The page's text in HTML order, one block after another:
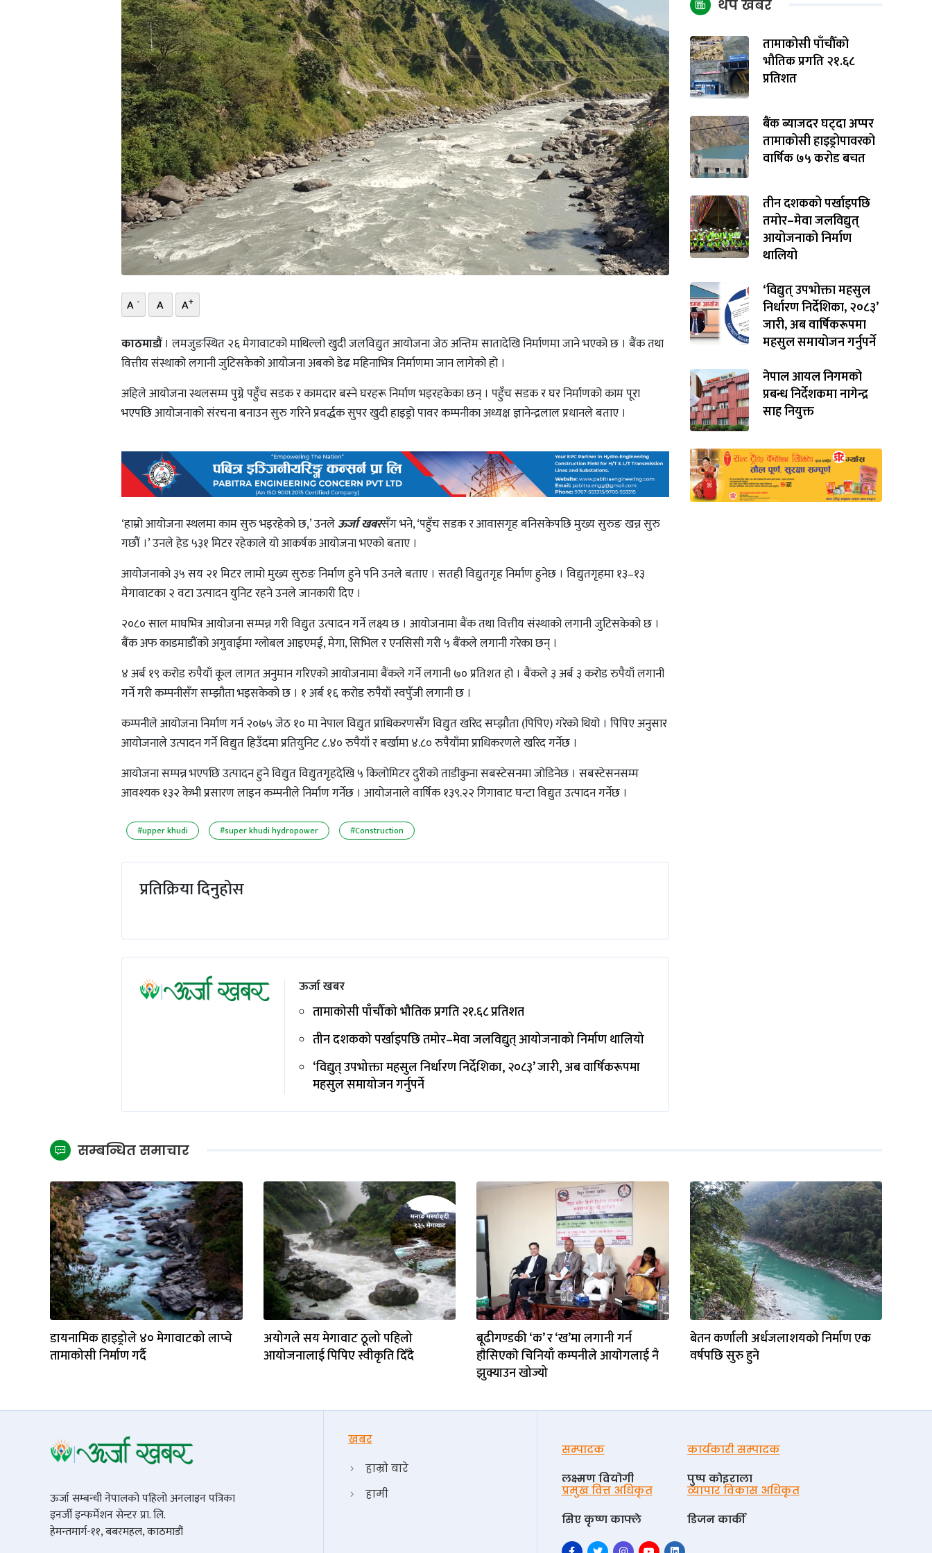
A - A A+
काठमाडौं। लमजुङस्थित २६ मेगावाटको माथिल्लो खुदी जलविद्युत आयोजना जेठ अन्तिम सातादेखि निर्माणमा जाने भएको छ । बैंक तथा
वित्तीय संस्थाको लगानी जुटिसकेको आयोजना अबको डेढ महिनाभित्र निर्माणमा जान लागेको हो ।
अहिले आयोजना स्थलसम्म पुग्ने पहुँच सडक र कामदार बस्ने घरहरू निर्माण भइरहकेका छन् । पहुँच सडक र घर निर्माणको काम पूरा
भएपछि आयोजनाको संरचना बनाउन सुरु गरिने प्रवर्द्धक सुपर खुदी हाइड्रो पावर कम्पनीका अध्यक्ष ज्ञानेन्द्रलाल प्रधानले बताए ।
‘हाम्रो आयोजना स्थलमा काम सुरु भइरहेको छ,’ उनलेऊर्जा खबरसँग भने, ‘पहुँच सडक र आवासगृह बनिसकेपछि मुख्य सुरुङ खन्न सुरु
गछौं ।’ उनले हेड ५३१ मिटर रहेकाले यो आकर्षक आयोजना भएको बताए ।
आयोजनाको ३५ सय २१ मिटर लामो मुख्य सुरुङ निर्माण हुने पनि उनले बताए । सतही विद्युतगृह निर्माण हुनेछ । विद्युतगृहमा १३–१३
मेगावाटका २ वटा उत्पादन युनिट रहने उनले जानकारी दिए ।
२०८० साल माघभित्र आयोजना सम्पन्न गरी विद्युत उत्पादन गर्ने लक्ष्य छ । आयोजनामा बैंक तथा वित्तीय संस्थाको लगानी जुटिसकेको छ ।
बैंक अफ काडमाडौंको अगुवाईमा ग्लोबल आइएमई, मेगा, सिभिल र एनसिसी गरी ५ बैंकले लगानी गरेका छन् ।
४ अर्ब १९ करोड रुपैयाँ कूल लागत अनुमान गरिएको आयोजनामा बैंकले गर्ने लगानी ७० प्रतिशत हो । बैंकले ३ अर्ब ३ करोड रुपैयाँ लगानी
गर्ने गरी कम्पनीसँग सम्झौता भइसकेको छ । १ अर्ब १६ करोड रुपैयाँ स्वपुँजी लगानी छ ।
कम्पनीले आयोजना निर्माण गर्न २०७५ जेठ १० मा नेपाल विद्युत प्राधिकरणसँग विद्युत खरिद सम्झौता (पिपिए) गरेको थियो । पिपिए अनुसार
आयोजनाले उत्पादन गर्ने विद्युत हिउँदमा प्रतियुनिट ८.४० रुपैयाँ र बर्खामा ४.८० रुपैयाँमा प्राधिकरणले खरिद गर्नेछ ।
आयोजना सम्पन्न भएपछि उत्पादन हुने विद्युत विद्युतगृहदेखि ५ किलोमिटर दुरीको ताडीकुना सबस्टेसनमा जोडिनेछ । सबस्टेसनसम्म
आवश्यक १३२ केभी प्रसारण लाइन कम्पनीले निर्माण गर्नेछ । आयोजनाले वार्षिक १३९.२२ गिगावाट घन्टा विद्युत उत्पादन गर्नेछ ।
#upper khudi #super khudi hydropower #Construction
प्रतिक्रिया दिनुहोस
ऊर्जा खबर
तामाकोसी पाँचौँको भौतिक प्रगति २१.६८ प्रतिशत
तीन दशकको पर्खाइपछि तमोर–मेवा जलविद्युत् आयोजनाको निर्माण थालियो
‘विद्युत् उपभोक्ता महसुल निर्धारण निर्देशिका, २०८३’ जारी, अब वार्षिकरूपमा
महसुल समायोजन गर्नुपर्ने
थप खबर
तामाकोसी पाँचौँको
भौतिक प्रगति २१.६८
प्रतिशत
बैंक ब्याजदर घट्दा अप्पर
तामाकोसी हाइड्रोपावरको
वार्षिक ७५ करोड बचत
तीन दशकको पर्खाइपछि
तमोर–मेवा जलविद्युत्
आयोजनाको निर्माण
थालियो
‘विद्युत् उपभोक्ता महसुल
निर्धारण निर्देशिका, २०८३’
जारी, अब वार्षिकरूपमा
महसुल समायोजन गर्नुपर्ने
नेपाल आयल निगमको
प्रबन्ध निर्देशकमा नागेन्द्र
साह नियुक्त
सम्बन्धित समाचार
डायनामिक हाइड्रोले ४० मेगावाटको लाप्चे
तामाकोसी निर्माण गर्दै
अयोगले सय मेगावाट ठूलो पहिलो
आयोजनालाई पिपिए स्वीकृति दिँदै
बूढीगण्डकी ‘क’ र ‘ख’मा लगानी गर्न
हाैसिएकाे चिनियाँ कम्पनीले आयाेगलाई नै
झुक्याउन खोज्यो
बेतन कर्णाली अर्धजलाशयको निर्माण एक
वर्षपछि सुरु हुने
ऊर्जा सम्बन्धी नेपालको पहिलो अनलाइन पत्रिका
इनर्जी इन्फर्मेशन सेन्टर प्रा. लि.
हेमन्तमार्ग-११, बबरमहल, काठमाडौं
खबर
हाम्रो बारे
हामी
सम्पादक
लक्ष्मण वियोगी
कार्यकारी सम्पादक
पुष्प काेइराला
प्रमुख वित्त अधिकृत
सिए कृष्ण काफ्ले
व्यापार विकास अधिकृत
डिजन कार्की